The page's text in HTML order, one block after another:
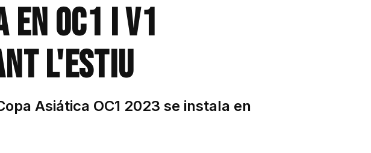
OC1 i V1
l'estiu
Asiática OC1 2023 se instala en